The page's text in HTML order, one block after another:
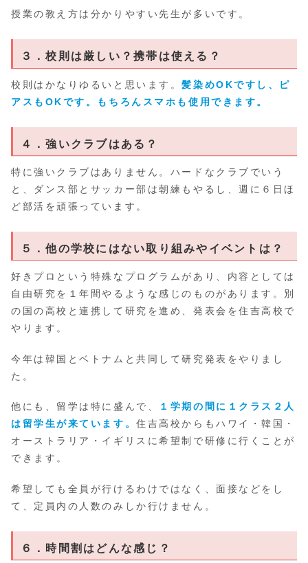
授業の教え方は分かりやすい先生が多いです。
３．校則は厳しい？携帯は使える？
校則はかなりゆるいと思います。髪染めOKですし、ピ
アスもOKです。もちろんスマホも使用できます。
４．強いクラブはある？
特に強いクラブはありません。ハードなクラブでいう
と、ダンス部とサッカー部は朝練もやるし、週に６日ほ
ど部活を頑張っています。
５．他の学校にはない取り組みやイベントは？
好きプロという特殊なプログラムがあり、内容としては
自由研究を１年間やるような感じのものがあります。別
の国の高校と連携して研究を進め、発表会を住吉高校で
やります。
今年は韓国とベトナムと共同して研究発表をやりまし
た。
他にも、留学は特に盛んで、
１学期の間に１クラス２人
は留学生が来ています。住吉高校からもハワイ・韓国・
オーストラリア・イギリスに希望制で研修に行くことが
できます。
希望しても全員が行けるわけではなく、面接などをし
て、定員内の人数のみしか行けません。
６．時間割はどんな感じ？